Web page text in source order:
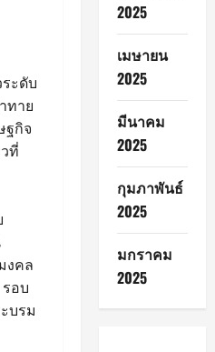
ะดับ
ทาย
ฐกิจ
ที่
งคล
อบ
บรม
2025
เมษายน
2025
มีนาคม
2025
กุมภาพันธ์
2025
มกราคม
2025